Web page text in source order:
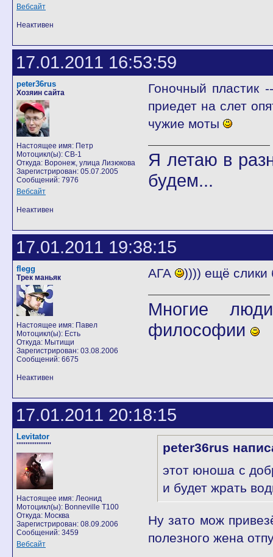
Вебсайт
Неактивен
17.01.2011 16:53:59
peter36rus
Хозяин сайта
Настоящее имя: Петр
Мотоцикл(ы): CB-1
Откуда: Воронеж, улица Лизюкова
Зарегистрирован: 05.07.2005
Сообщений: 7976
Вебсайт
Гоночный пластик
приедет на слет
чужие моты
Я летаю в
будем...
Неактивен
17.01.2011 19:38:15
flegg
Трек маньяк
Настоящее имя: Павел
Мотоцикл(ы): Есть
Откуда: Мытищи
Зарегистрирован: 03.08.2006
Сообщений: 6675
АГА )))) ещё слики
Многие
философии
Неактивен
17.01.2011 20:18:15
Levitator
'''''''''''''''''''
Настоящее имя: Леонид
Мотоцикл(ы): Bonneville T100
Откуда: Москва
Зарегистрирован: 08.09.2006
Сообщений: 3459
Вебсайт
peter36rus
этот юноша с
и будет жрать
Ну зато мож
полезного жена